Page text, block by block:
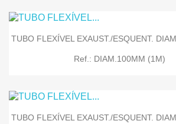
TUBO FLEXÍVEL EXAUST./ESQUENT.
Ref.: DIAM.100MM (1M)
TUBO FLEXÍVEL EXAUST./ESQUENT.